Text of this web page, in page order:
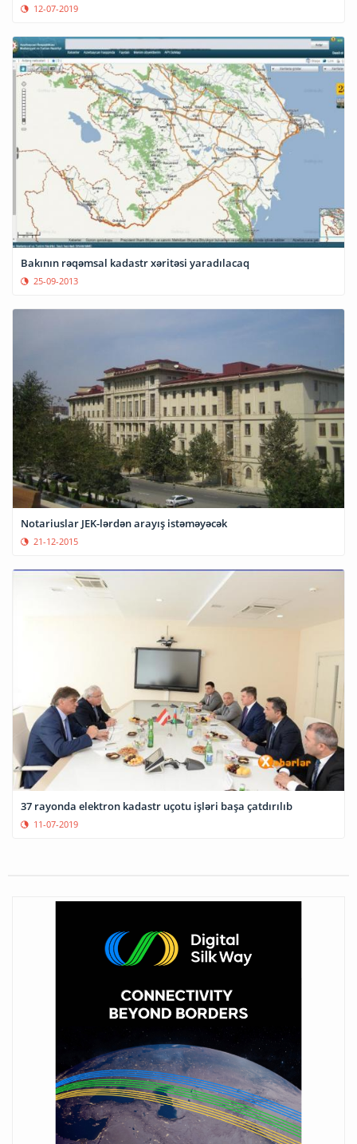
12-07-2019
Bakının rəqəmsal kadastr xəritəsi yaradılacaq
25-09-2013
Notariuslar JEK-lərdən arayış istəməyəcək
21-12-2015
37 rayonda elektron kadastr uçotu işləri başa çatdırılıb
11-07-2019